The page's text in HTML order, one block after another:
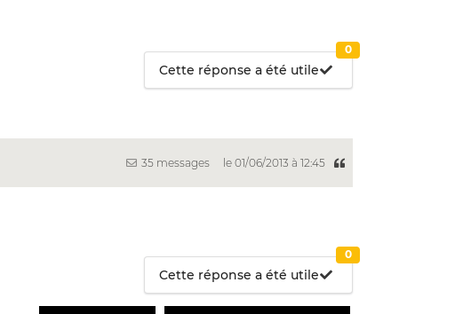
Cette réponse a été utile
0
35 messages le 01/06/2013 à 12:45
Cette réponse a été utile
0